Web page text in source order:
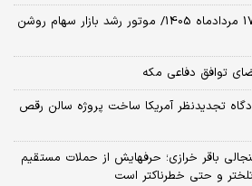
پیش بینی بورس فردا شنبه 17 مردادماه 1405/ موتور رشد بازار سهام روشن
توافق دفاعی مکه
تجدیدنظر آمریکا ساخت پروژه سالن رقص
باقر خرازی؛ حرفهایش از حملات مستقیم
تلختر و حتی خطرناکتر است